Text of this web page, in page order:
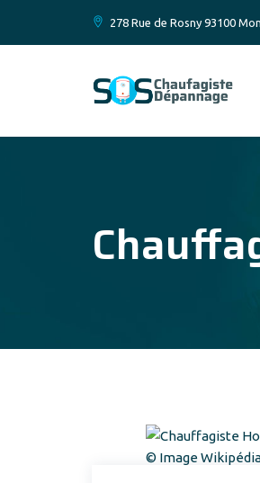
278 Rue de Rosny 93100
© Image